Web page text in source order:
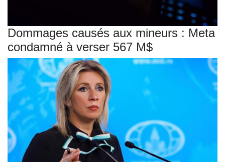
Dommages causés aux mineurs : Meta
condamné à verser 567 M$